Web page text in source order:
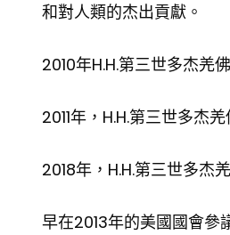
和對人類的杰出貢獻。
2010年H.H.第三世多杰羌
2011年，H.H.第三世多杰
2018年，H.H.第三世多杰
早在2013年的美國國會參